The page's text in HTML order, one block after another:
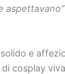
aspettavano”
e
cosplay